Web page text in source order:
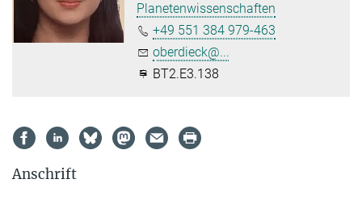
Planetenwissenschaften
+49 551 384 979-463
oberdieck@...
BT2.E3.138
Anschrift